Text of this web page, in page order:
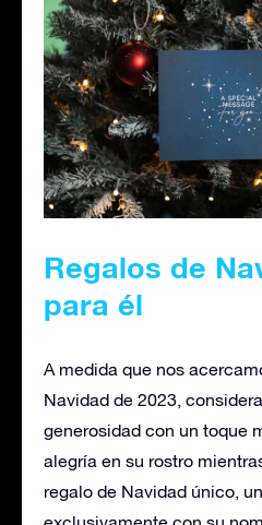
Regalos de
para él
A medida que nos
Navidad de 2023,
generosidad con un toque
alegría en su rostro
regalo de Navidad único,